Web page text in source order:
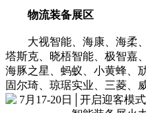
物流装备展区
大视智能、海康、海柔、
塔斯克、晓梧智能、极智嘉
海豚之星、蚂蚁、小黄蜂、
固尔琦、琼琚实业、三菱、